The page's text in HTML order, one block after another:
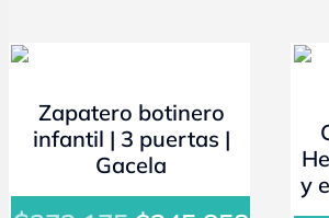
Zapatero botinero
infantil | 3 puertas |
Gacela
y